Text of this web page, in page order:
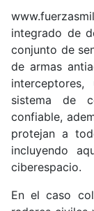
integrado de
conjunto de
de armas
sistema de
confiable,
protejan a
incluyendo
ciberespacio.
En el caso